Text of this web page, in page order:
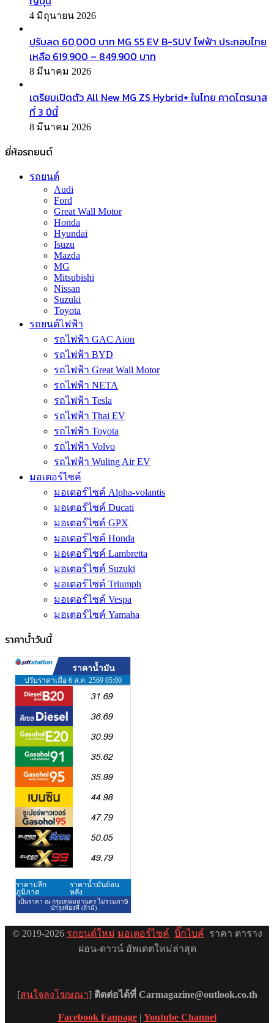
4 มิถุนายน 2026
ปรับลด 60,000 บาท MG S5 EV B-SUV ไฟฟ้า ประกอบไทย
เหลือ 619,900 – 849,900 บาท
8 มีนาคม 2026
เตรียมเปิดตัว All New MG ZS Hybrid+ ในไทย คาดไตรมาส
ที่ 3 ปีนี้
8 มีนาคม 2026
ยี่ห้อรถยนต์
รถยนต์
Audi
Ford
Great Wall Motor
Honda
Hyundai
Isuzu
Mazda
MG
Mitsubishi
Nissan
Suzuki
Toyota
รถยนต์ไฟฟ้า
รถไฟฟ้า GAC Aion
รถไฟฟ้า BYD
รถไฟฟ้า Great Wall Motor
รถไฟฟ้า NETA
รถไฟฟ้า Tesla
รถไฟฟ้า Thai EV
รถไฟฟ้า Toyota
รถไฟฟ้า Volvo
รถไฟฟ้า Wuling Air EV
มอเตอร์ไซค์
มอเตอร์ไซค์ Alpha-volantis
มอเตอร์ไซค์ Ducati
มอเตอร์ไซค์ GPX
มอเตอร์ไซค์ Honda
มอเตอร์ไซค์ Lambretta
มอเตอร์ไซค์ Suzuki
มอเตอร์ไซค์ Triumph
มอเตอร์ไซค์ Vespa
มอเตอร์ไซค์ Yamaha
ราคาน้ำวันนี้
© 2019-2026 รถยนต์ใหม่ มอเตอร์ไซค์ บิ๊กไบค์ ราคา ตาราง
ผ่อน-ดาวน์ อัพเดตใหม่ล่าสุด
[สนใจลงโฆษณา] ติดต่อได้ที่ Carmagazine@outlook.co.th
Facebook Fanpage| Youtube Channel